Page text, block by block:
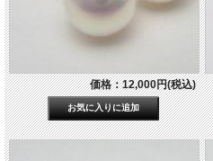
価格：12,000円(税込)